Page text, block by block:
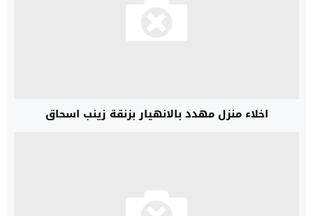
اخلاء منزل مهدد بالانهيار بزنقة زينب اسحاق